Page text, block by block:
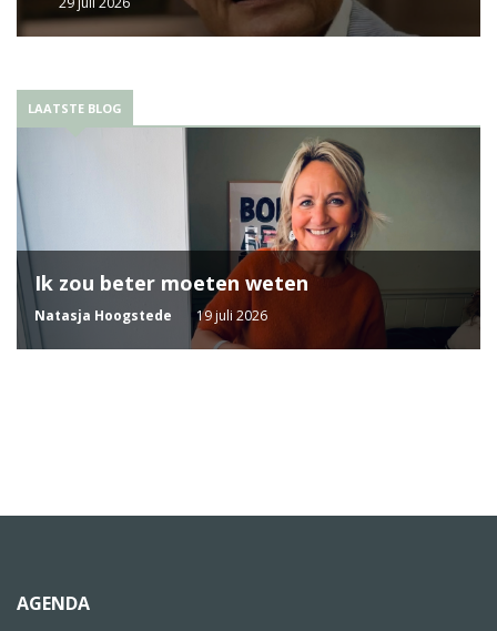
LAATSTE BLOG
Ik zou beter moeten weten
Natasja Hoogstede 19 juli 2026
AGENDA